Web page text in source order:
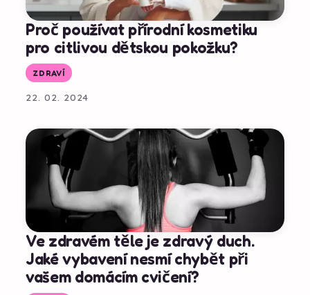
Proč používat přírodní kosmetiku
pro citlivou dětskou pokožku?
ZDRAVÍ
22. 02. 2024
Ve zdravém těle je zdravý duch.
Jaké vybavení nesmí chybět při
vašem domácím cvičení?